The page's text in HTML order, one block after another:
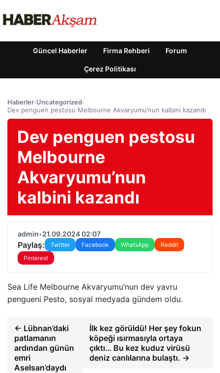
Güncel Haberler Firma Rehberi Forum
Çerez Politikası
Haberler›Uncategorized›
Dev penguen pestosu Melbourne Akvaryumu’nun kalbini kazandı
Dev penguen pestosu
Melbourne
Akvaryumu’nun
kalbini kazandı
admin•21.09.2024 02:07
Paylaş: Twitter Facebook WhatsApp
Reddit
Pinterest
Sea Life Melbourne Akvaryumu’nun dev yavru
pengueni Pesto, sosyal medyada gündem oldu.
← Lübnan’daki
patlamanın
ardından günün
emri
Aselsan’daydı
İlk kez görüldü! Her şey fokun
köpeği ısırmasıyla ortaya
çıktı… Bu kez kuduz virüsü
deniz canlılarına bulaştı. →